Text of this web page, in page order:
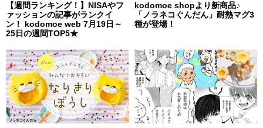
【週間ランキング！】NISAやフ
ァッションの記事がランクイ
ン！ kodomoe web 7月19日～
25日の週間TOP5★
kodomoe shopより新商品♪
「ノラネコぐんだん」耐熱マグ3
種が登場！